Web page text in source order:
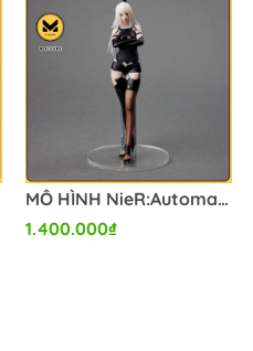
MÔ HÌNH NieR:Automata FORM-ISM A2 (YoRHa Model A No. 2)(Square Enix) FIGURE CHÍNH HÃNG
1.400.000₫